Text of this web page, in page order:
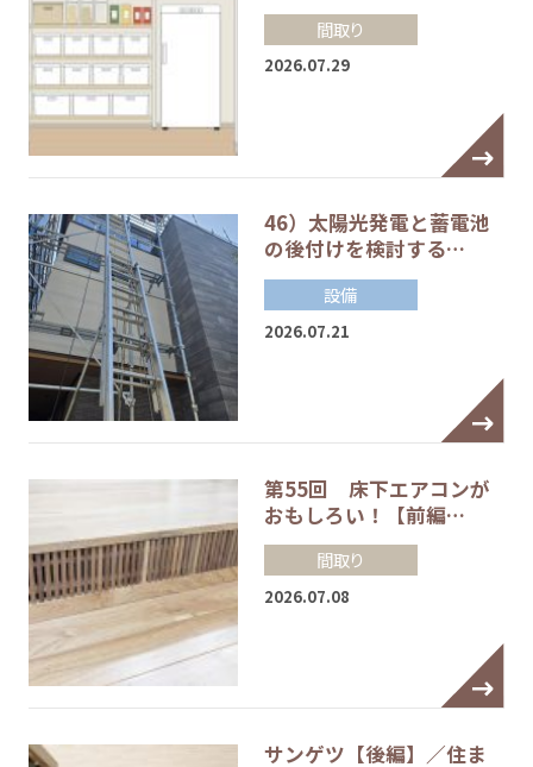
間取り
2026.07.29
46）太陽光発電と蓄電池
の後付けを検討する…
設備
2026.07.21
第55回 床下エアコンが
おもしろい！【前編…
間取り
2026.07.08
サンゲツ【後編】／住ま